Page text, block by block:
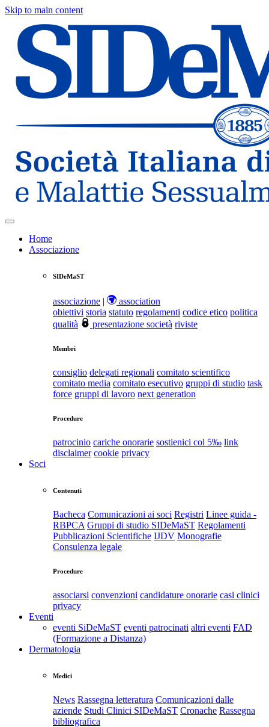
Skip to main content
Home
Associazione
SIDeMaST
associazione |
association
obiettivi storia statuto regolamenti codice etico politica
qualità
presentazione società riviste
Membri
consiglio delegati regionali comitato scientifico
comitato media comitato esecutivo gruppi di studio task
force gruppi di lavoro next generation
Procedure
patrocinio cariche onorarie sostienici col 5‰ link
disclaimer cookie privacy
Soci
Contenuti
Bacheca Comunicazioni ai soci Registri Linee guida -
RBPCA Gruppi di studio SIDeMaST Regolamenti
Pubblicazioni Scientifiche IJDV Monografie
Consulenza legale
Procedure
associarsi convenzioni candidature onorarie casi clinici
privacy
Eventi
eventi SiDeMaST eventi patrocinati altri eventi FAD
(Formazione a Distanza)
Dermatologia
Medici
News Rassegna letteratura Comunicazioni dalle
aziende Studi Clinici SIDeMaST Cronache Rassegna
bibliografica